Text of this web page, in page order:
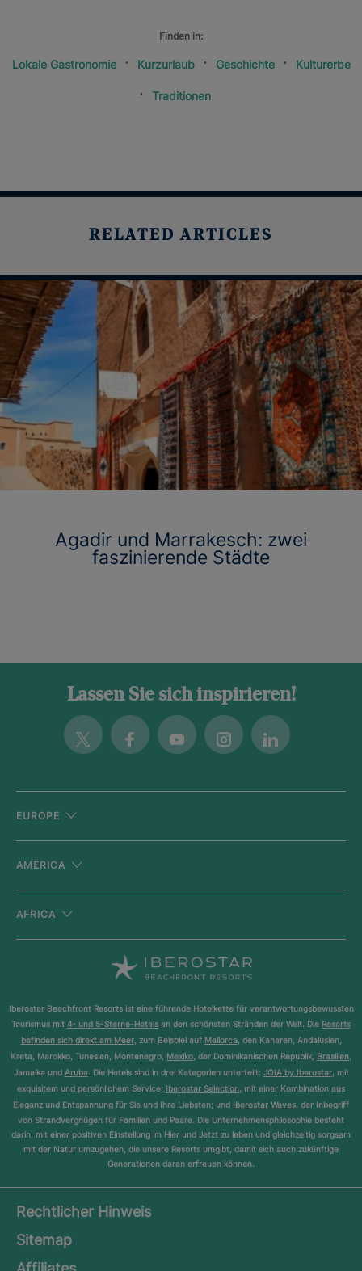
Finden in:
Lokale Gastronomie Kurzurlaub Geschichte Kulturerbe
Traditionen
RELATED ARTICLES
Agadir und Marrakesch: zwei
faszinierende Städte
Lassen Sie sich inspirieren!
Twitter FacebookYoutubeInstagramLinkedin
EUROPE
AMERICA
AFRICA
Iberostar Beachfront Resorts ist eine führende Hotelkette für verantwortungsbewussten
Tourismus mit 4- und 5-Sterne-Hotels an den schönsten Stränden der Welt. Die Resorts
befinden sich direkt am Meer, zum Beispiel auf Mallorca, den Kanaren, Andalusien,
Kreta, Marokko, Tunesien, Montenegro, Mexiko, der Dominikanischen Republik, Brasilien,
Jamaika und Aruba. Die Hotels sind in drei Kategorien unterteilt: JOIA by Iberostar, mit
exquisitem und persönlichem Service; Iberostar Selection, mit einer Kombination aus
Eleganz und Entspannung für Sie und Ihre Liebsten; und Iberostar Waves, der Inbegriff
von Strandvergnügen für Familien und Paare. Die Unternehmensphilosophie besteht
darin, mit einer positiven Einstellung im Hier und Jetzt zu leben und gleichzeitig sorgsam
mit der Natur umzugehen, die unsere Resorts umgibt, damit sich auch zukünftige
Generationen daran erfreuen können.
Rechtlicher Hinweis
Sitemap